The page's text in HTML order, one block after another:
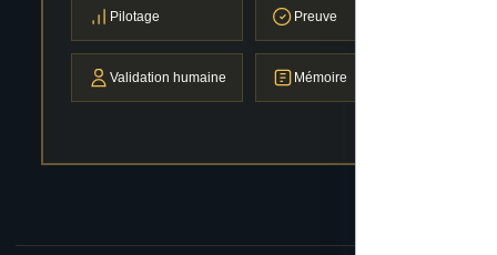
Pilotage Preuve
Validation humaine Mémoire